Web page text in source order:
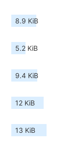
8.9 KiB
5.2 KiB
9.4 KiB
12 KiB
13 KiB